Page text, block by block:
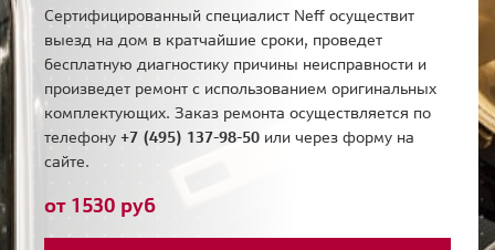
Сертифицированный специалист Neff осуществит
выезд на дом в кратчайшие сроки, проведет
бесплатную диагностику причины неисправности и
произведет ремонт с использованием оригинальных
комплектующих. Заказ ремонта осуществляется по
телефону +7 (495) 137-98-50 или через форму на
сайте.
от 1530 руб